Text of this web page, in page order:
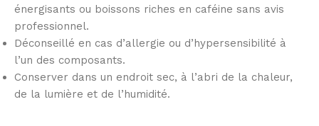
énergisants ou boissons riches en caféine sans avis
professionnel.
Déconseillé en cas d’allergie ou d’hypersensibilité à
l’un des composants.
Conserver dans un endroit sec, à l’abri de la chaleur,
de la lumière et de l’humidité.